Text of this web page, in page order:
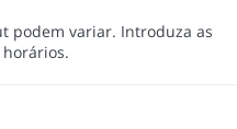
podem variar. Introduza as